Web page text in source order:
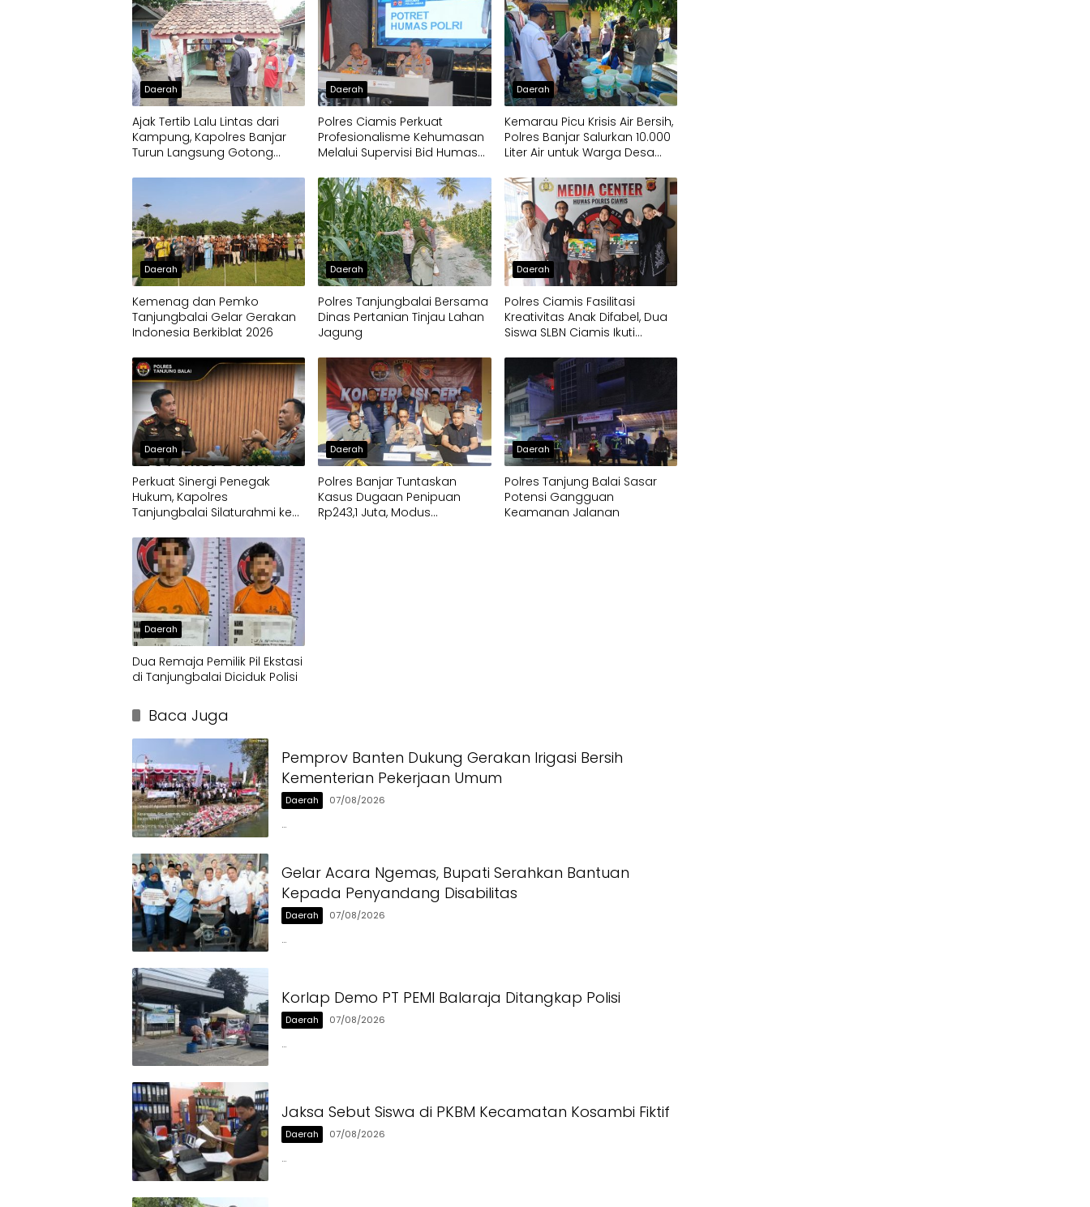
Daerah
Ajak Tertib Lalu Lintas dari
Kampung, Kapolres Banjar
Turun Langsung Gotong
Daerah
Polres Ciamis Perkuat
Profesionalisme Kehumasan
Melalui Supervisi Bid Humas
Daerah
Kemarau Picu Krisis Air Bersih,
Polres Banjar Salurkan 10.000
Liter Air untuk Warga Desa
Daerah
Kemenag dan Pemko
Tanjungbalai Gelar Gerakan
Indonesia Berkiblat 2026
Daerah
Polres Tanjungbalai Bersama
Dinas Pertanian Tinjau Lahan
Jagung
Daerah
Polres Ciamis Fasilitasi
Kreativitas Anak Difabel, Dua
Siswa SLBN Ciamis Ikuti
Mabes Polri
Daerah
Perkuat Sinergi Penegak
Hukum, Kapolres
Tanjungbalai Silaturahmi ke
Daerah
Polres Banjar Tuntaskan
Kasus Dugaan Penipuan
Rp243,1 Juta, Modus
Daerah
Polres Tanjung Balai Sasar
Potensi Gangguan
Keamanan Jalanan
Daerah
Dua Remaja Pemilik Pil Ekstasi
di Tanjungbalai Diciduk Polisi
Baca Juga
Pemprov Banten Dukung Gerakan Irigasi Bersih
Kementerian Pekerjaan Umum
Daerah 07/08/2026
…
Gelar Acara Ngemas, Bupati Serahkan Bantuan
Kepada Penyandang Disabilitas
Daerah 07/08/2026
…
Korlap Demo PT PEMI Balaraja Ditangkap Polisi
Daerah 07/08/2026
…
Jaksa Sebut Siswa di PKBM Kecamatan Kosambi Fiktif
Daerah 07/08/2026
…